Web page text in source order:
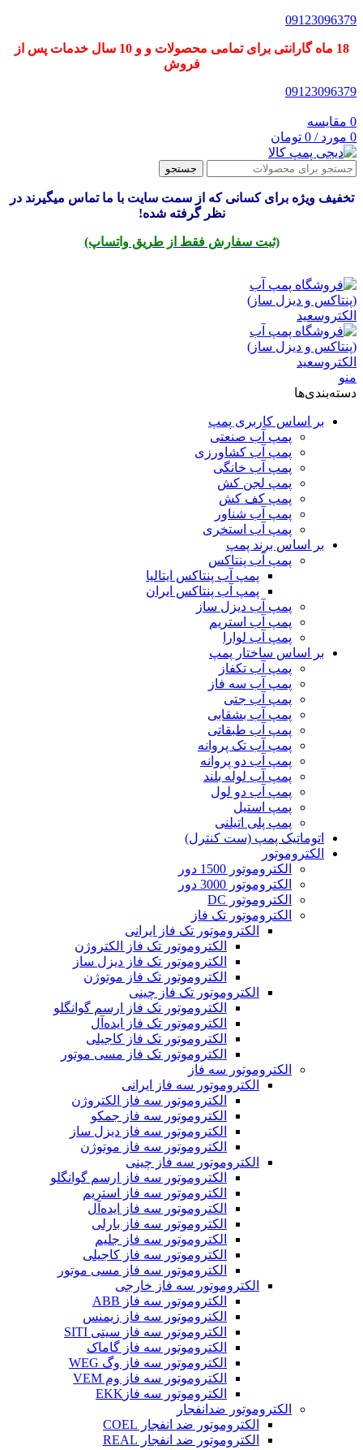
09123096379
18 ماه گارانتی برای تمامی محصولات و و 10 سال خدمات پس از
فروش
09123096379
0 مقایسه
0 مورد /
0 تومان
جستجو
تخفیف ویژه برای کسانی که از سمت سایت با ما تماس میگیرند در
نظر گرفته شده!
(ثبت سفارش فقط از طریق واتساپ)
منو
دسته‌بندی‌ها
بر اساس کاربری پمپ
پمپ آب صنعتی
پمپ آب کشاورزی
پمپ آب خانگی
پمپ لجن کش
پمپ کف کش
پمپ آب شناور
پمپ آب استخری
بر اساس برند پمپ
پمپ آب پنتاکس
پمپ آب پنتاکس ایتالیا
پمپ آب پنتاکس ایران
پمپ آب دیزل ساز
پمپ آب استریم
پمپ آب لوارا
بر اساس ساختار پمپ
پمپ آب تکفاز
پمپ آب سه فاز
پمپ آب جتی
پمپ آب بشقابی
پمپ آب طبقاتی
پمپ آب تک پروانه
پمپ آب دو پروانه
پمپ آب لوله بلند
پمپ آب دو لول
پمپ استیل
پمپ پلی اتیلنی
اتوماتیک پمپ (ست کنترل)
الکتروموتور
الکتروموتور 1500 دور
الکتروموتور 3000 دور
الکتروموتور DC
الکتروموتور تک فاز
الکتروموتور تک فاز ایرانی
الکتروموتور تک فاز الکتروژن
الکتروموتور تک فاز دیزل ساز
الکتروموتور تک فاز موتوژن
الکتروموتور تک فاز چینی
الکتروموتور تک فاز ارسم گوانگلو
الکتروموتور تک فاز ایده‌آل
الکتروموتور تک فاز کاجیلی
الکتروموتور تک فاز مسی موتور
الکتروموتور سه فاز
الکتروموتور سه فاز ایرانی
الکتروموتور سه فاز الکتروژن
الکتروموتور سه فاز جمکو
الکتروموتور سه فاز دیزل ساز
الکتروموتور سه فاز موتوژن
الکتروموتور سه فاز چینی
الکتروموتور سه فاز ارسم گوانگلو
الکتروموتور سه فاز استریم
الکتروموتور سه فاز ایده‌آل
الکتروموتور سه فاز بارلی
الکتروموتور سه فاز جلیم
الکتروموتور سه فاز کاجیلی
الکتروموتور سه فاز مسی موتور
الکتروموتور سه فاز خارجی
الکتروموتور سه فاز ABB
الکتروموتور سه فاز زیمنس
الکتروموتور سه فاز سیتی SITI
الکتروموتور سه فاز گاماک
الکتروموتور سه فاز وگ WEG
الکتروموتور سه فاز وم VEM
الکتروموتور سه فازEKK
الکتروموتور ضدانفجار
الکتروموتور ضد انفجار COEL
الکتروموتور ضد انفجار REAL